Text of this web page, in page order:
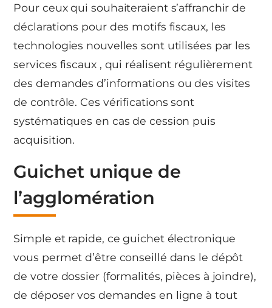
Pour ceux qui souhaiteraient s’affranchir de
déclarations pour des motifs fiscaux, les
technologies nouvelles sont utilisées par les
services fiscaux , qui réalisent régulièrement
des demandes d’informations ou des visites
de contrôle. Ces vérifications sont
systématiques en cas de cession puis
acquisition.
Guichet unique de
l’agglomération
Simple et rapide, ce guichet électronique
vous permet d’être conseillé dans le dépôt
de votre dossier (formalités, pièces à joindre),
de déposer vos demandes en ligne à tout